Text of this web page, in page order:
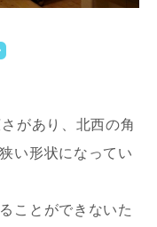
大する
があり、北西の角
い形状になってい
ことができないた